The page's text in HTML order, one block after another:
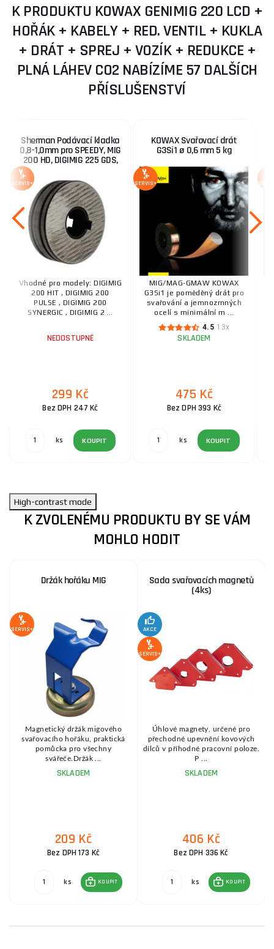
K PRODUKTU KOWAX GENIMIG 220 LCD +
HOŘÁK + KABELY + RED. VENTIL + KUKLA
+ DRÁT + SPREJ + VOZÍK + REDUKCE +
PLNÁ LÁHEV CO2 NABÍZÍME 57 DALŠÍCH
PŘÍSLUŠENSTVÍ
Sherman Podávací kladka
0,8-1,0mm pro SPEEDY, MIG
200 HD, DIGIMIG 225 GDS,
trubičkový drát
SERVIS+
Vhodné pro modely: DIGIMIG
200 HIT , DIGIMIG 200
PULSE , DIGIMIG 200
SYNERGIC , DIGIMIG 2 ...
NEDOSTUPNÉ
299 Kč
Bez DPH 247 Kč
ks KOUPIT
KOWAX Svařovací drát
G3Si1 ø 0,6 mm 5 kg
SERVIS+
MIG/MAG-GMAW KOWAX
G3Si1 je poměděný drát pro
svařování a jemnozrnných
ocelí s minimální m ...
4.5 13x
SKLADEM
475 Kč
Bez DPH 393 Kč
ks KOUPIT
High-contrast mode
K ZVOLENÉMU PRODUKTU BY SE VÁM
MOHLO HODIT
Držák hořáku MIG
SERVIS+
Magnetický držák migového
svařovacího hořáku, praktická
pomůcka pro všechny
svářeče.Držák ...
SKLADEM
209 Kč
Bez DPH 173 Kč
ks KOUPIT
Sada svařovacích magnetů
(4ks)
AKCE
SERVIS+
Úhlové magnety, určené pro
přechodné upevnění kovových
dílců v příhodné pracovní poloze.
P ...
SKLADEM
406 Kč
Bez DPH 336 Kč
ks KOUPIT